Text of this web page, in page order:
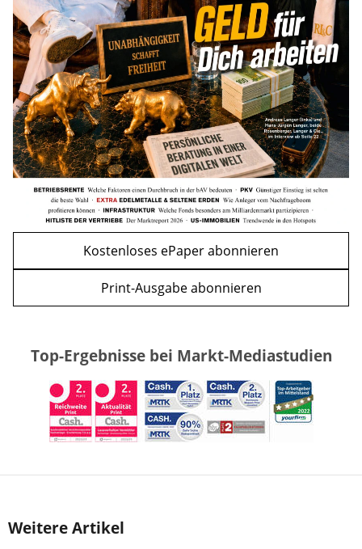
WEITERE ARTIKEL
zurückweiter
Mütterrente III Tabelle: So viel Renten-
Nachzahlung ist pro Kind möglich
mehr
Kostenloses ePaper abonnieren
Print-Ausgabe abonnieren
Top-Ergebnisse bei Markt-Mediastudien
Weitere Artikel